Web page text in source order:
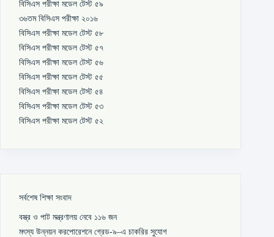
বিসিএস পরীক্ষা মডেল টেস্ট ৫৯
৩৬তম বিসিএস পরীক্ষা ২০১৬
বিসিএস পরীক্ষা মডেল টেস্ট ৫৮
বিসিএস পরীক্ষা মডেল টেস্ট ৫৭
বিসিএস পরীক্ষা মডেল টেস্ট ৫৬
বিসিএস পরীক্ষা মডেল টেস্ট ৫৫
বিসিএস পরীক্ষা মডেল টেস্ট ৫৪
বিসিএস পরীক্ষা মডেল টেস্ট ৫৩
বিসিএস পরীক্ষা মডেল টেস্ট ৫২
সর্বশেষ শিক্ষা সংবাদ
বস্ত্র ও পাট মন্ত্রণালয় নেবে ১১৬ জন
মৎস্য উন্নয়ন করপোরেশনে গ্রেড-৯–এ চাকরির সুযোগ